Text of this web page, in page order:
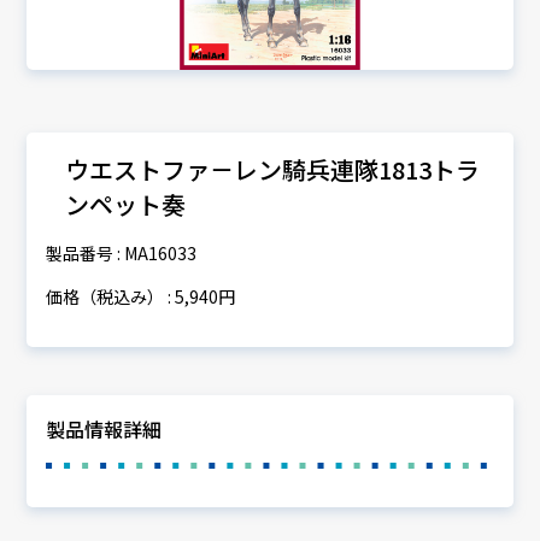
ウエストファ－レン騎兵連隊1813トラ
ンペット奏
製品番号 : MA16033
価格（税込み） : 5,940円
製品情報詳細